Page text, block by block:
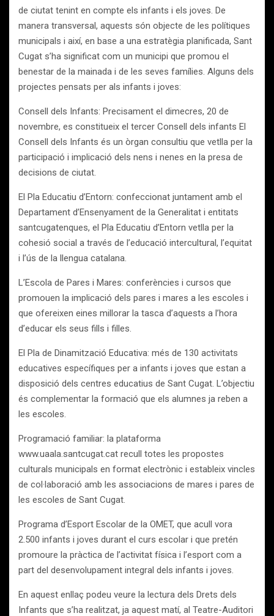
de ciutat tenint en compte els infants i els joves. De
manera transversal, aquests són objecte de les polítiques
municipals i així, en base a una estratègia planificada, Sant
Cugat s’ha significat com un municipi que promou el
benestar de la mainada i de les seves famílies. Alguns dels
projectes pensats per als infants i joves:
Consell dels Infants: Precisament el dimecres, 20 de
novembre, es constitueix el tercer Consell dels infants El
Consell dels Infants és un òrgan consultiu que vetlla per la
participació i implicació dels nens i nenes en la presa de
decisions de ciutat.
El Pla Educatiu d’Entorn: confeccionat juntament amb el
Departament d’Ensenyament de la Generalitat i entitats
santcugatenques, el Pla Educatiu d’Entorn vetlla per la
cohesió social a través de l’educació intercultural, l’equitat
i l’ús de la llengua catalana.
L’Escola de Pares i Mares: conferències i cursos que
promouen la implicació dels pares i mares a les escoles i
que ofereixen eines millorar la tasca d’aquests a l’hora
d’educar els seus fills i filles.
El Pla de Dinamització Educativa: més de 130 activitats
educatives específiques per a infants i joves que estan a
disposició dels centres educatius de Sant Cugat. L’objectiu
és complementar la formació que els alumnes ja reben a
les escoles.
Programació familiar: la plataforma
www.uaala.santcugat.cat recull totes les propostes
culturals municipals en format electrònic i estableix vincles
de col·laboració amb les associacions de mares i pares de
les escoles de Sant Cugat.
Programa d’Esport Escolar de la OMET, que acull vora
2.500 infants i joves durant el curs escolar i que pretén
promoure la pràctica de l’activitat física i l’esport com a
part del desenvolupament integral dels infants i joves.
En aquest enllaç podeu veure la lectura dels Drets dels
Infants que s’ha realitzat, ja aquest matí, al Teatre-Auditori